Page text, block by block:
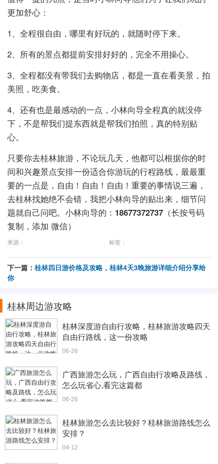
更加舒心：
1、全程很自由，哪里有好玩的，就随时停下来。
2、所有的景点都提前安排好好的，完全不用操心。
3、全程都没有带我们去购物店，都是一直在看美景，拍
美照，吃美食。
4、还有也是最感动的一点，小林向导全程真的就没停
下，不是帮我们提东西就是帮我们拍照，真的特别贴
心。
只要你去桂林旅游，不论玩几天，他都可以根据你的时
间和兴趣景点安排一份适合你游玩的行程路线，最最重
要的一点是，自由！自由！自由！重要的事情说三遍，
去桂林找她绝不会错，我把小林向导的贴出来，细节问
题就自己问吧。小林向导的： 18677372737 （长按号码
复制，添加 微信）
来源： 标签：
下一篇： 桂林四日游价格及攻略，桂林4天3晚旅游详细介绍分享给
你
桂林周边游攻略
桂林深度游自由行攻略，桂林旅游攻略四天
自由行路线，这一份攻略
06-26
广西旅游怎么玩，广西自由行攻略及路线，
怎么玩省心,看完这篇都
06-26
桂林旅游怎么去比较好？桂林旅游路线怎么
安排？
04-12